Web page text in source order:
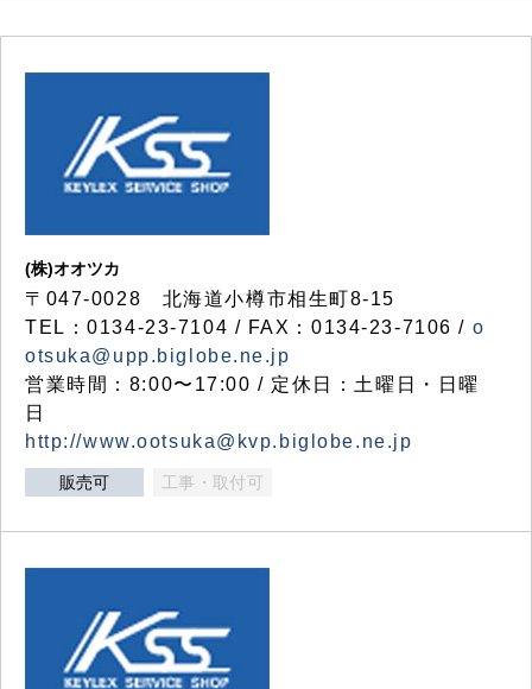
(株)オオツカ
〒047-0028 北海道小樽市相生町8-15
TEL：0134-23-7104 / FAX：0134-23-7106 / o
otsuka@upp.biglobe.ne.jp
営業時間：8:00〜17:00 / 定休日：土曜日・日曜
日
http://www.ootsuka@kvp.biglobe.ne.jp
販売可 工事・取付可